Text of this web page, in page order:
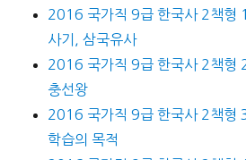
2016 국가직 9급 한국사 2책형
사기, 삼국유사
2016 국가직 9급 한국사 2책형
충선왕
2016 국가직 9급 한국사 2책형
학습의 목적